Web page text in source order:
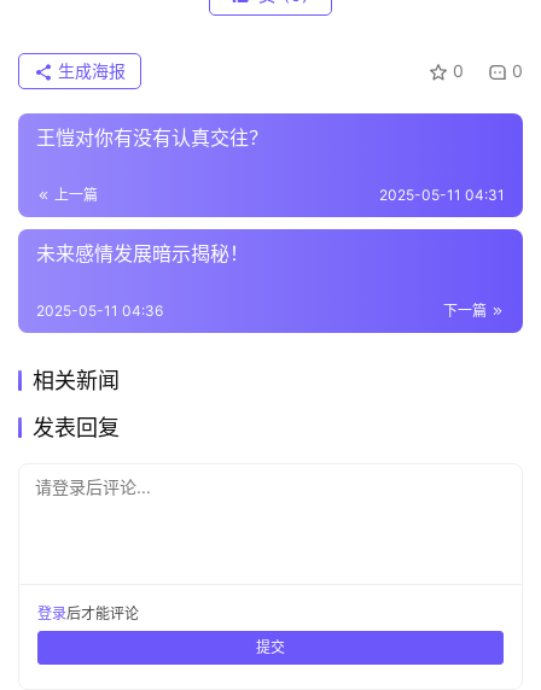
0 0
生成海报
王愷对你有没有认真交往？
上一篇 2025-05-11 04:31
未来感情发展暗示揭秘！
下一篇
2025-05-11 04:36
相关新闻
发表回复
请登录后评论...
登录后才能评论
提交